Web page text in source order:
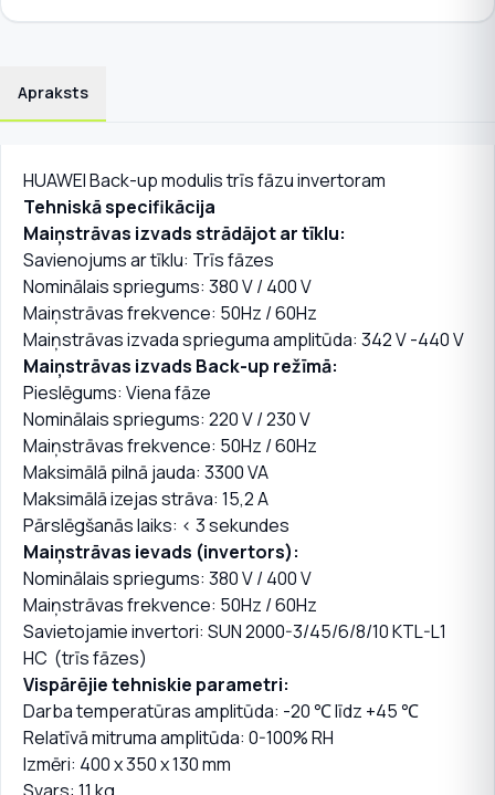
Apraksts
HUAWEI Back-up modulis trīs fāzu invertoram
Tehniskā specifikācija
Maiņstrāvas izvads strādājot ar tīklu:
Savienojums ar tīklu: Trīs fāzes
Nominālais spriegums: 380 V / 400 V
Maiņstrāvas frekvence: 50Hz / 60Hz
Maiņstrāvas izvada sprieguma amplitūda: 342 V -440 V
Maiņstrāvas izvads Back-up režīmā:
Pieslēgums: Viena fāze
Nominālais spriegums: 220 V / 230 V
Maiņstrāvas frekvence: 50Hz / 60Hz
Maksimālā pilnā jauda: 3300 VA
Maksimālā izejas strāva: 15,2 A
Pārslēgšanās laiks: < 3 sekundes
Maiņstrāvas ievads (invertors):
Nominālais spriegums: 380 V / 400 V
Maiņstrāvas frekvence: 50Hz / 60Hz
Savietojamie invertori: SUN 2000-3/45/6/8/10 KTL-L1
HC (trīs fāzes)
Vispārējie tehniskie parametri:
Darba temperatūras amplitūda: -20 ℃ līdz +45 ℃
Relatīvā mitruma amplitūda: 0-100% RH
Izmēri: 400 x 350 x 130 mm